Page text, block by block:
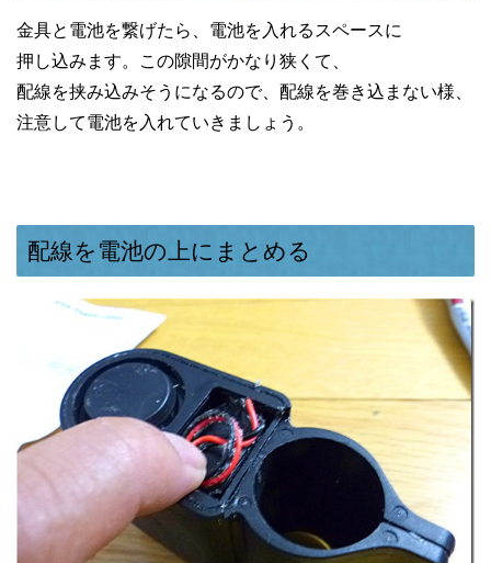
金具と電池を繋げたら、電池を入れるスペースに
押し込みます。この隙間がかなり狭くて、
配線を挟み込みそうになるので、配線を巻き込まない様、
注意して電池を入れていきましょう。
配線を電池の上にまとめる